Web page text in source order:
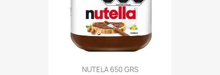
NUTELA 650 GRS